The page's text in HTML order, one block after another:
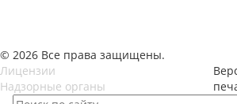
© 2026 Все права защищены.
Лицензии
Надзорные органы